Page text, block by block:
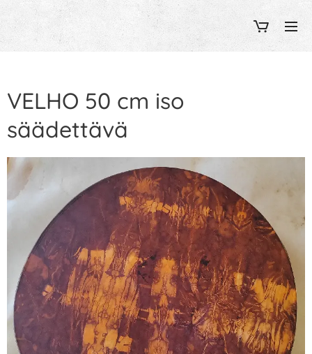
VELHO 50 cm iso
säädettävä